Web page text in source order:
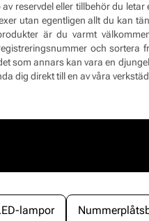
reservdel eller tillbehör du
utan egentligen allt du kan
är du varmt
och sortera
som annars kan vara en
dig direkt till en av våra
lampor